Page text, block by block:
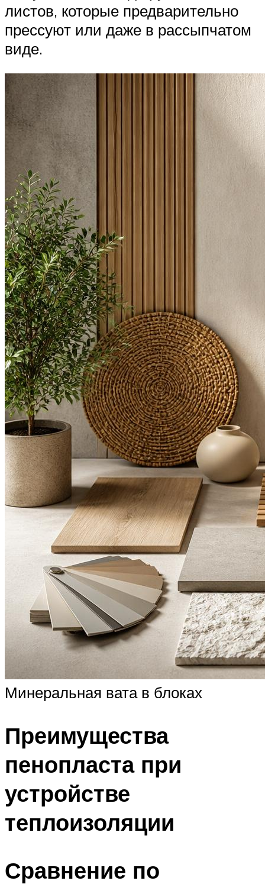
листов, которые предварительно
прессуют или даже в рассыпчатом
виде.
Минеральная вата в блоках
Преимущества
пенопласта при
устройстве
теплоизоляции
Сравнение по